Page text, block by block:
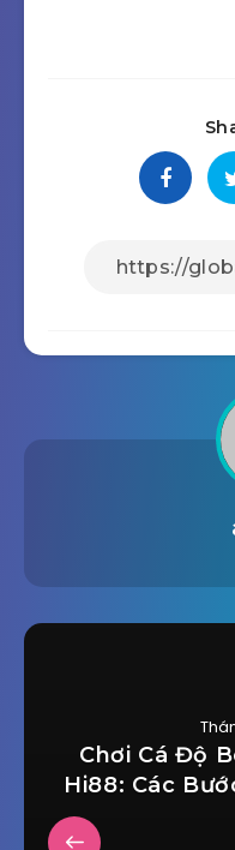
Chơi Cá Độ
Hi88: Các